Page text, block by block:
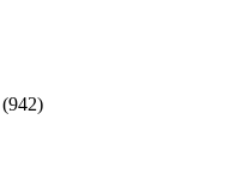
(942)